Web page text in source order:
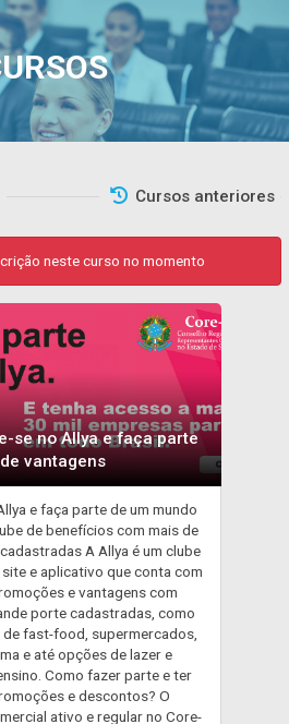
Cursos anteriores
neste curso no momento
se no Allya e faça parte
vantagens
e faça parte de um mundo
de benefícios com mais de
A Allya é um clube
e aplicativo que conta com
e vantagens com
porte cadastradas, como
fast-food, supermercados,
e até opções de lazer e
Como fazer parte e ter
e descontos? O
ativo e regular no Core-